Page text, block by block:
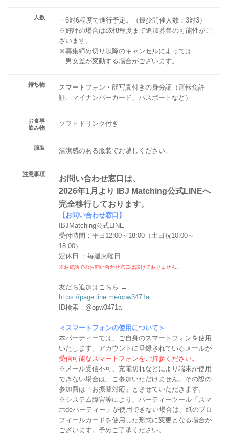
人数
・6対6程度で進行予定。（最少開催人数：3対3）
※好評の場合は8対8程度まで追加募集の可能性がご
ざいます。
※募集締め切り以降のキャンセルによっては
男女差が変動する場合がございます。
持ち物
スマートフォン・顔写真付きの身分証（運転免許
証、マイナンバーカード、パスポートなど）
お食事
飲み物
ソフトドリンク付き
服装 清潔感のある服装でお越しください。
注意事項
お問い合わせ窓口は、
2026年1月より IBJ Matching公式LINEへ
完全移行しております。
【お問い合わせ窓口】
IBJMatching公式LINE
受付時間：平日12:00～18:00（土日祝10:00～
18:00）
定休日 ：毎週火曜日
※お電話でのお問い合わせ窓口は設けておりません。
友だち追加はこちら →
https://page.line.me/opw3471a
ID検索：@opw3471a
＜スマートフォンの使用について＞
本パーティーでは、ご自身のスマートフォンを使用
いたします。アカウントに登録されているメールが
受信可能なスマートフォンをご持参ください。
※メール受信不可、充電切れなどにより端末が使用
できない場合は、ご参加いただけません。その際の
参加費は「お振替対応」とさせていただきます。
※システム障害等により、パーティーツール「スマ
ホdeパーティー」が使用できない場合は、紙のプロ
フィールカードを使用した形式に変更となる場合が
ございます。予めご了承ください。